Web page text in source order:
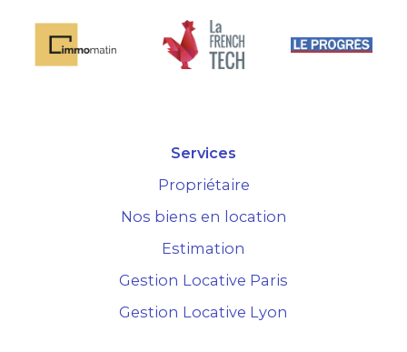
Services
Propriétaire
Nos biens en location
Estimation
Gestion Locative Paris
Gestion Locative Lyon